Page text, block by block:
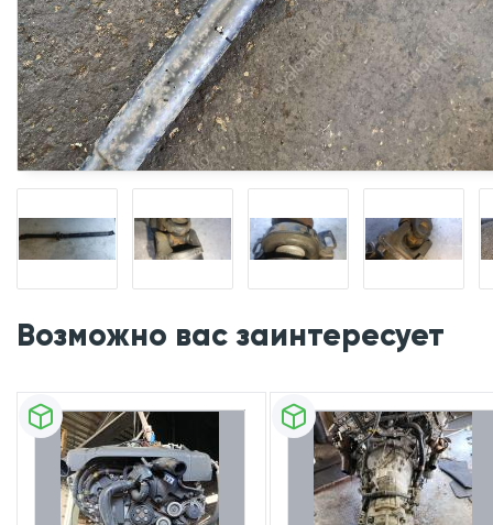
Возможно вас заинтересует